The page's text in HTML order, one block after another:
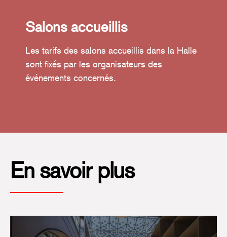
Salons accueillis
Les tarifs des salons accueillis dans la Halle
sont fixés par les organisateurs des
événements concernés.
En savoir plus